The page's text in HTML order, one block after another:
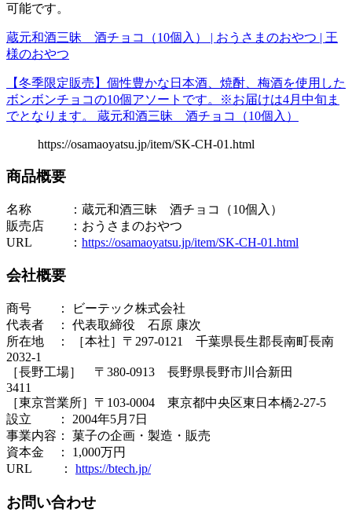
可能です。
蔵元和酒三昧 酒チョコ（10個入） | おうさまのおやつ | 王
様のおやつ
【冬季限定販売】個性豊かな日本酒、焼酎、梅酒を使用した
ボンボンチョコの10個アソートです。※お届けは4月中旬ま
でとなります。 蔵元和酒三昧 酒チョコ（10個入）
https://osamaoyatsu.jp/item/SK-CH-01.html
商品概要
名称 ：蔵元和酒三昧 酒チョコ（10個入）
販売店 ：おうさまのおやつ
URL ： https://osamaoyatsu.jp/item/SK-CH-01.html
会社概要
商号 ： ビーテック株式会社
代表者 ： 代表取締役 石原 康次
所在地 ： ［本社］〒297-0121 千葉県長生郡長南町長南
2032-1
［長野工場］ 〒380-0913 長野県長野市川合新田
3411
［東京営業所］〒103-0004 東京都中央区東日本橋2-27-5
設立 ： 2004年5月7日
事業内容： 菓子の企画・製造・販売
資本金 ： 1,000万円
URL ： https://btech.jp/
お問い合わせ